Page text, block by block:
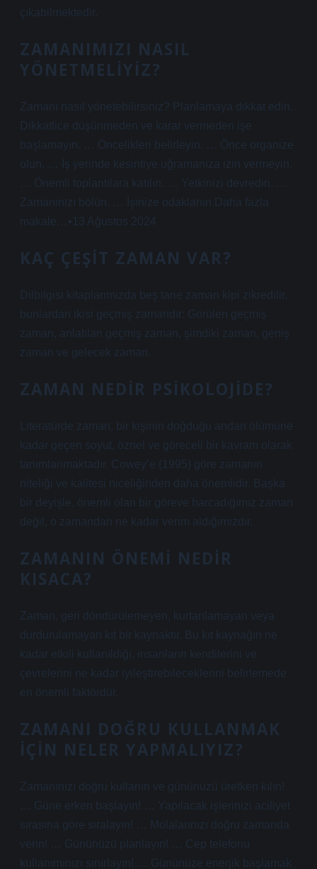
çıkabilmektedir.
ZAMANIMIZI NASIL
YÖNETMELIYIZ?
Zamanı nasıl yönetebilirsiniz? Planlamaya dikkat edin.
Dikkatlice düşünmeden ve karar vermeden işe
başlamayın. … Öncelikleri belirleyin. … Önce organize
olun. … İş yerinde kesintiye uğramanıza izin vermeyin.
… Önemli toplantılara katılın. … Yetkinizi devredin. …
Zamanınızı bölün. … İşinize odaklanın.Daha fazla
makale…•13 Ağustos 2024
KAÇ ÇEŞIT ZAMAN VAR?
Dilbilgisi kitaplarımızda beş tane zaman kipi zikredilir,
bunlardan ikisi geçmiş zamandır: Görülen geçmiş
zaman, anlatılan geçmiş zaman, şimdiki zaman, geniş
zaman ve gelecek zaman.
ZAMAN NEDIR PSIKOLOJIDE?
Literatürde zaman, bir kişinin doğduğu andan ölümüne
kadar geçen soyut, öznel ve göreceli bir kavram olarak
tanımlanmaktadır. Cowey’e (1995) göre zamanın
niteliği ve kalitesi niceliğinden daha önemlidir. Başka
bir deyişle, önemli olan bir göreve harcadığımız zaman
değil, o zamandan ne kadar verim aldığımızdır.
ZAMANIN ÖNEMI NEDIR
KISACA?
Zaman, geri döndürülemeyen, kurtarılamayan veya
durdurulamayan kıt bir kaynaktır. Bu kıt kaynağın ne
kadar etkili kullanıldığı, insanların kendilerini ve
çevrelerini ne kadar iyileştirebileceklerini belirlemede
en önemli faktördür.
ZAMANI DOĞRU KULLANMAK
IÇIN NELER YAPMALIYIZ?
Zamanınızı doğru kullanın ve gününüzü üretken kılın!
… Güne erken başlayın! … Yapılacak işlerinizi aciliyet
sırasına göre sıralayın! … Molalarınızı doğru zamanda
verin! … Gününüzü planlayın! … Cep telefonu
kullanımınızı sınırlayın! … Gününüze enerjik başlamak